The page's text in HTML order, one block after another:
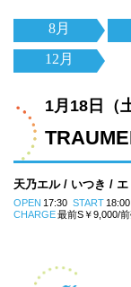
8月
12月
1月18日（
天乃エル / いつき /
OPEN 17:30 START 18:00
CHARGE最前S￥9,000/